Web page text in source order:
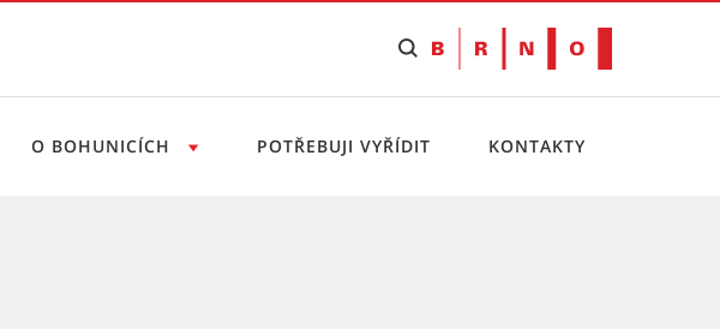
O BOHUNICÍCH POTŘEBUJI VYŘÍDIT KONTAKTY